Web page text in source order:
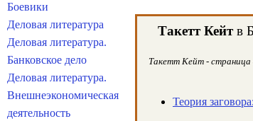
Такетт Кейт в
Такетт Кейт - страница
Теория
Боевики
Деловая литература
Деловая литература.
Банковское дело
Деловая литература.
Внешнеэкономическая
деятельность